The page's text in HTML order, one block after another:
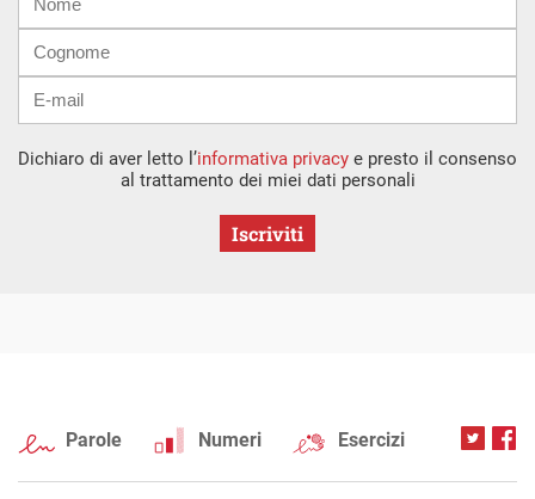
mail
Dichiaro di aver letto l’informativa privacy e presto il consenso
al trattamento dei miei dati personali
Iscriviti
Parole Numeri Esercizi